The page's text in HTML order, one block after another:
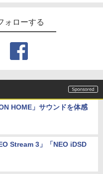
ォローする
HOME」サウンドを体感
Stream 3」「NEO iDSD